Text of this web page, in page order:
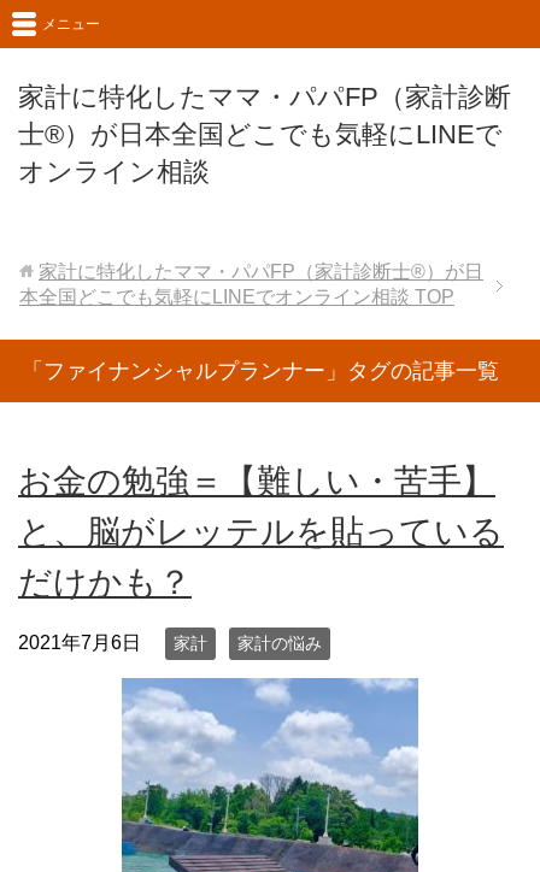
家計に特化したママ・パパFP（家計診断
士®）が日本全国どこでも気軽にLINEで
オンライン相談
メニュー
家計に特化したママ・パパFP（家計診断士®）が日
本全国どこでも気軽にLINEでオンライン相談 TOP
「ファイナンシャルプランナー」タグの記事一覧
お金の勉強＝【難しい・苦手】
と、脳がレッテルを貼っている
だけかも？
2021年7月6日 家計 家計の悩み